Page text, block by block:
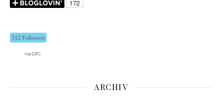
512 Followers
via GFC
ARCHIV